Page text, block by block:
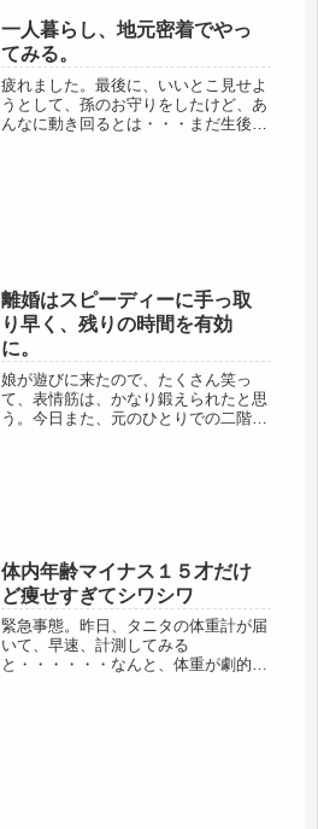
一人暮らし、地元密着でやっ
てみる。
疲れました。最後に、いいとこ見せよ
うとして、孫のお守りをしたけど、あ
んなに動き回るとは・・・まだ生後8
離婚はスピーディーに手っ取
り早く、残りの時間を有効
に。
娘が遊びに来たので、たくさん笑っ
て、表情筋は、かなり鍛えられたと思
う。今日また、元のひとりでの二階生
体内年齢マイナス１５才だけ
ど痩せすぎてシワシワ
緊急事態。昨日、タニタの体重計が届
いて、早速、計測してみる
と・・・・・・なんと、体重が劇的に